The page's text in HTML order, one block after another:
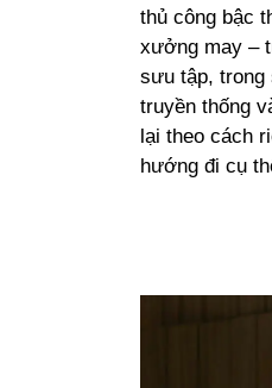
thủ công bậc
xưởng may –
sưu tập,
truyền thống
lại theo cách
hướng đi cụ